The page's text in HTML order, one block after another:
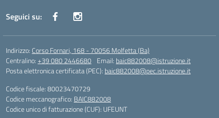
Seguici su:
Indirizzo: Corso Fornari, 168 - 70056 Molfetta (Ba)
Centralino:+39 080 2446680 Email: baic882008@istruzione.it
Posta elettronica certificata (PEC): baic882008@pec.istruzione.it
Codice fiscale: 80023470729
Codice meccanografico: BAIC882008
Codice unico di fatturazione (CUF): UFEUNT